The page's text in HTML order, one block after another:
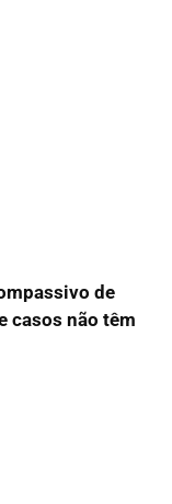
de
casos não têm